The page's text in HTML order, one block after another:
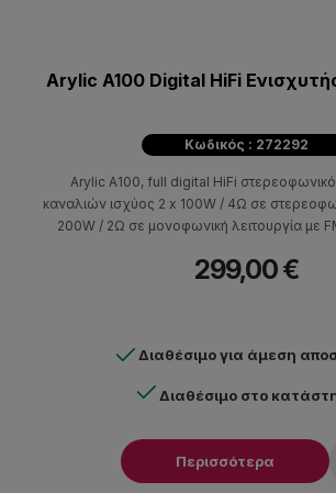
Arylic A100 Digital HiFi
Κωδικός : 272292
Arylic A100, full digital HiFi
καναλιών ισχύος 2 x 100W / 4Ω σε
200W / 2Ω σε μονοφωνική λειτουργία με
streaming δυνατότητες
299,00 €
Διαθέσιμο για άμεση
Διαθέσιμο στο
Περισσότερα